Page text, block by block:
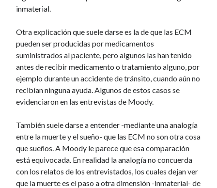
inmaterial.
Otra explicación que suele darse es la de que las ECM
pueden ser producidas por medicamentos
suministrados al paciente, pero algunos las han tenido
antes de recibir medicamento o tratamiento alguno, por
ejemplo durante un accidente de tránsito, cuando aún no
recibían ninguna ayuda. Algunos de estos casos se
evidenciaron en las entrevistas de Moody.
También suele darse a entender -mediante una analogía
entre la muerte y el sueño- que las ECM no son otra cosa
que sueños. A Moody le parece que esa comparación
está equivocada. En realidad la analogía no concuerda
con los relatos de los entrevistados, los cuales dejan ver
que la muerte es el paso a otra dimensión -inmaterial- de